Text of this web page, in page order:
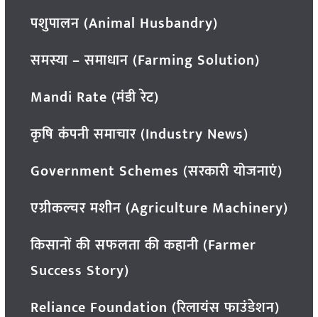
पशुपालन (Animal Husbandry)
समस्या – समाधान (Farming Solution)
Mandi Rate (मंडी रेट)
कृषि कंपनी समाचार (Industry News)
Government Schemes (सरकारी योजनाएं)
एग्रीकल्चर मशीन (Agriculture Machinery)
किसानों की सफलता की कहानी (Farmer
Success Story)
Reliance Foundation (रिलायंस फाउंडेशन)